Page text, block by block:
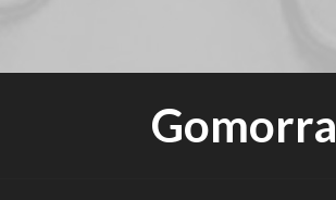
Gomorra